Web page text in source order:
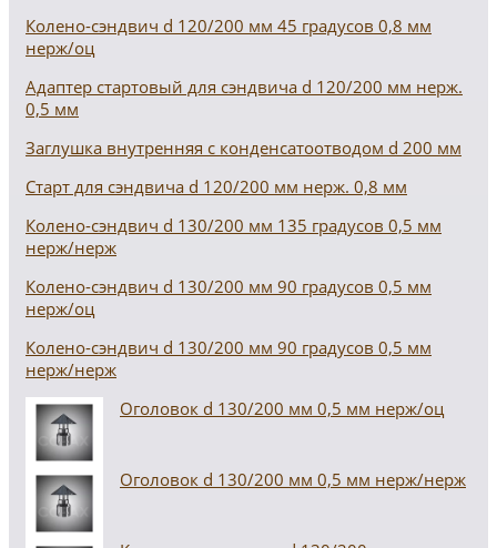
Колено-сэндвич d 120/200 мм 45 градусов 0,8 мм
нерж/оц
Адаптер стартовый для сэндвича d 120/200 мм нерж.
0,5 мм
Заглушка внутренняя с конденсатоотводом d 200 мм
Старт для сэндвича d 120/200 мм нерж. 0,8 мм
Колено-сэндвич d 130/200 мм 135 градусов 0,5 мм
нерж/нерж
Колено-сэндвич d 130/200 мм 90 градусов 0,5 мм
нерж/оц
Колено-сэндвич d 130/200 мм 90 градусов 0,5 мм
нерж/нерж
Оголовок d 130/200 мм 0,5 мм нерж/оц
Оголовок d 130/200 мм 0,5 мм нерж/нерж